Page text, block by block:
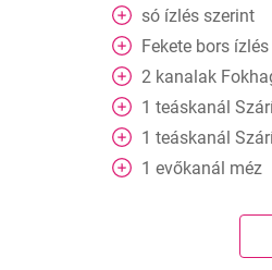
só ízlés szerint
Fekete bors
2 kanalak
1 teáskanál
1 teáskanál
1 evőkanál méz